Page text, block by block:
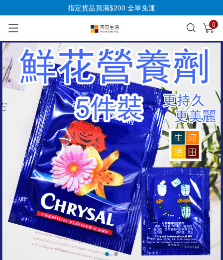
指定貨品買滿$200 全單免運
0
已加入購物車 查看